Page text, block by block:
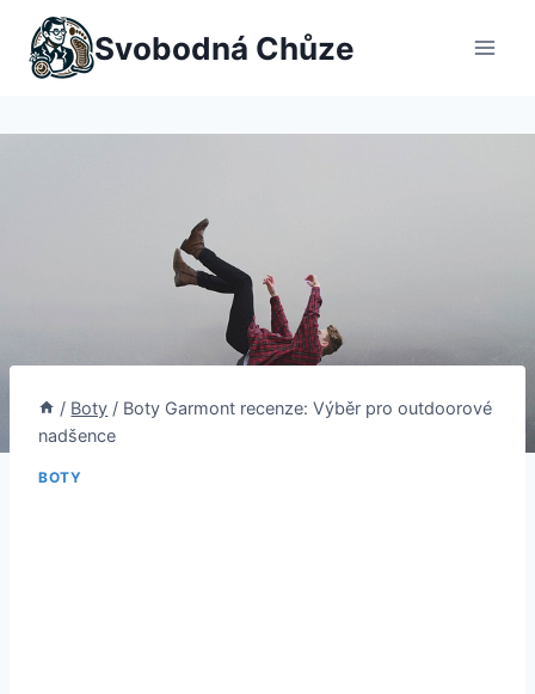
Přeskočit
obsah
Svobodná Chůze
/ Boty / Boty Garmont recenze: Výběr pro outdoorové
nadšence
BOTY